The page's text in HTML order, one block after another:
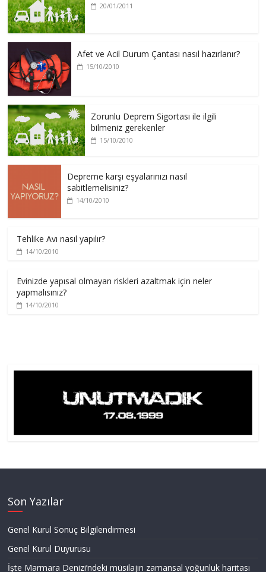
20/01/2011
Afet ve Acil Durum Çantası nasıl hazırlanır?
15/10/2010
Zorunlu Deprem Sigortası ile ilgili
bilmeniz gerekenler
15/10/2010
Depreme karşı eşyalarınızı nasıl
sabitlemelisiniz?
14/10/2010
Tehlike Avı nasıl yapılır?
14/10/2010
Evinizde yapısal olmayan riskleri azaltmak için neler
yapmalısınız?
14/10/2010
Son Yazılar
Genel Kurul Sonuç Bilgilendirmesi
Genel Kurul Duyurusu
İşte Marmara Denizi’ndeki müsilajın zamansal yoğunluk haritası